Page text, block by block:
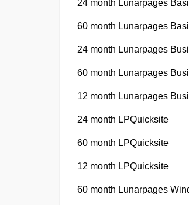
24 month Lunarpages
60 month Lunarpages
24 month Lunarpages
60 month Lunarpages
12 month Lunarpages
24 month LPQuicksite
60 month LPQuicksite
12 month LPQuicksite
60 month Lunarpages